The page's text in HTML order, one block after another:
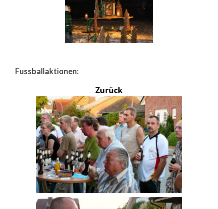
Fussballaktionen:
Zurück